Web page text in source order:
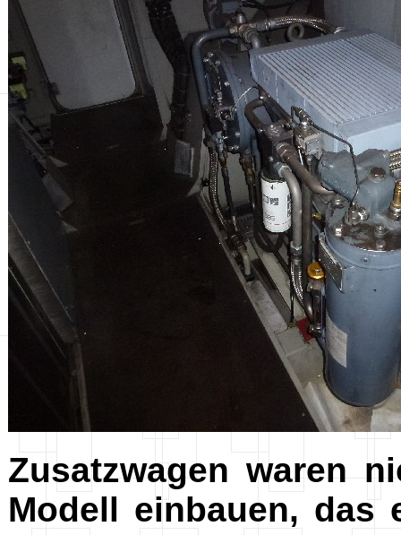
Zusatzwagen waren
Modell einbauen, das